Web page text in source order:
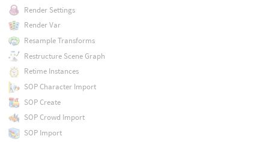
Render Settings
Render Var
Resample Transforms
Restructure Scene Graph
Retime Instances
SOP Character Import
SOP Create
SOP Crowd Import
SOP Import